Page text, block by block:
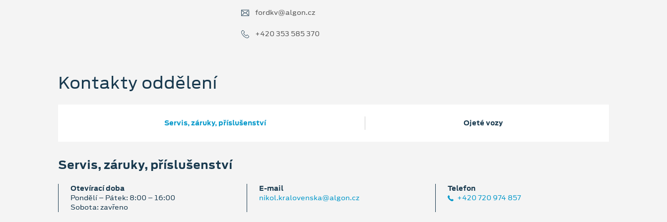
fordkv@algon.cz
+420 353 585 370
Kontakty oddělení
Servis, záruky, příslušenství Ojeté vozy
Servis, záruky, příslušenství
Otevírací doba
Pondělí – Pátek: 8:00 – 16:00
Sobota: zavřeno
E‑mail
nikol.kralovenska@algon.cz
Telefon
+420 720 974 857